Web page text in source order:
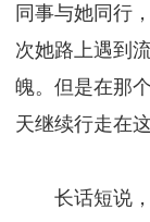
同事与她同行
次她路上遇到
魄。但是在那
天继续行走在
长话短说